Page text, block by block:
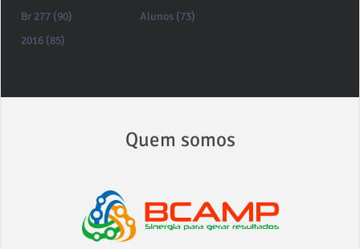
Br 277 (90)
2016 (85)
Alunos (73)
Quem somos